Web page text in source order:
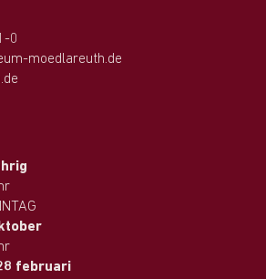
0
moedlareuth.de
februari